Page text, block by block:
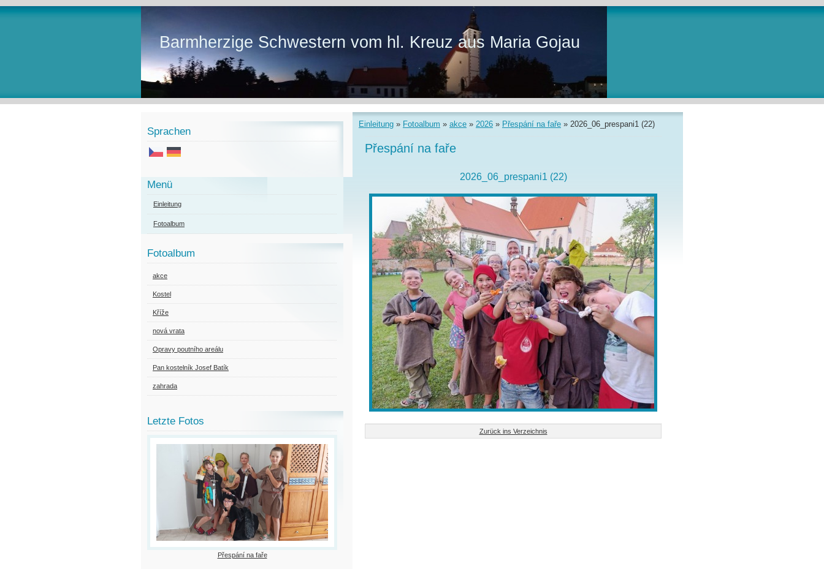
Barmherzige Schwestern vom hl. Kreuz aus Maria Gojau
Einleitung » Fotoalbum » akce » 2026 » Přespání na faře » 2026_06_prespani1 (22)
Přespání na faře
2026_06_prespani1 (22)
Zurück ins Verzeichnis
Sprachen
Menü
Einleitung
Fotoalbum
Fotoalbum
akce
Kostel
Kříže
nová vrata
Opravy poutního areálu
Pan kostelník Josef Batík
zahrada
Letzte Fotos
Přespání na faře